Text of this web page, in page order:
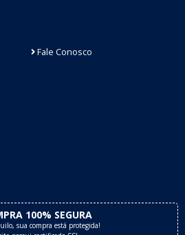
Fale Conosco
100% SEGURA
sua compra está protegida!